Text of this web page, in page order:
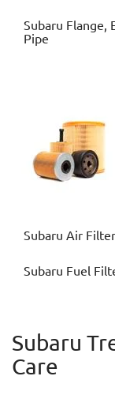
Subaru Flange,
Pipe
Subaru Air
Subaru Fuel
Subaru
Care